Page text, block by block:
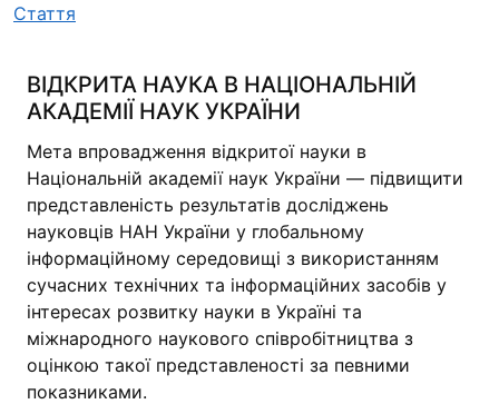
Стаття
ВІДКРИТА НАУКА В НАЦІОНАЛЬНІЙ
АКАДЕМІЇ НАУК УКРАЇНИ
Мета впровадження відкритої науки в
Національній академії наук України — підвищити
представленість результатів досліджень
науковців НАН України у глобальному
інформаційному середовищі з використанням
сучасних технічних та інформаційних засобів у
інтересах розвитку науки в Україні та
міжнародного наукового співробітництва з
оцінкою такої представленості за певними
показниками.